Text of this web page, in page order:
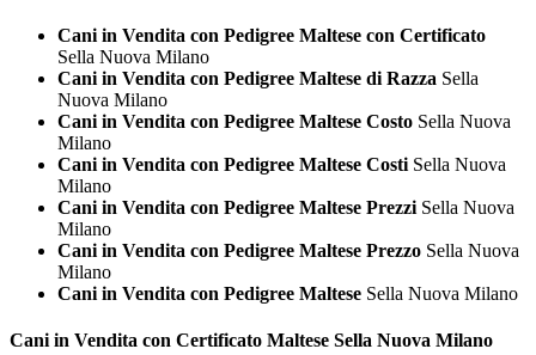
Cani in Vendita con Pedigree Maltese con Certificato
Sella Nuova Milano
Cani in Vendita con Pedigree Maltese di Razza Sella
Nuova Milano
Cani in Vendita con Pedigree Maltese Costo Sella Nuova
Milano
Cani in Vendita con Pedigree Maltese Costi Sella Nuova
Milano
Cani in Vendita con Pedigree Maltese Prezzi Sella Nuova
Milano
Cani in Vendita con Pedigree Maltese Prezzo Sella Nuova
Milano
Cani in Vendita con Pedigree Maltese Sella Nuova Milano
Cani in Vendita con Certificato Maltese Sella Nuova Milano